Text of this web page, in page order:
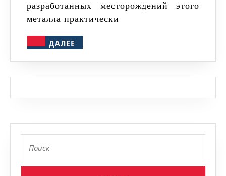
разработанных месторождений этого
металла практически
ДАЛЕЕ